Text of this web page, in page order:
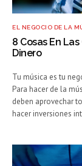
EL NEGOCIO DE LA
8 Cosas En
Dinero
Tu música es tu
Para hacer de la
deben aprovechar
hacer inversiones